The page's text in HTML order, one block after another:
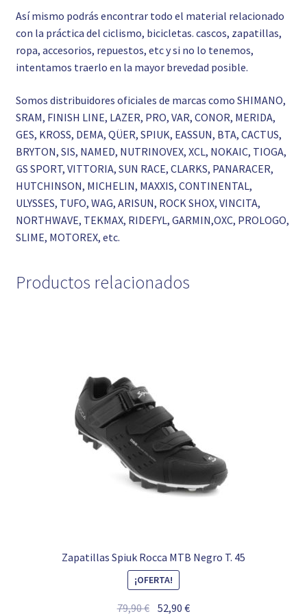
Así mismo podrás encontrar todo el material relacionado
con la práctica del ciclismo, bicicletas. cascos, zapatillas,
ropa, accesorios, repuestos, etc y si no lo tenemos,
intentamos traerlo en la mayor brevedad posible.
Somos distribuidores oficiales de marcas como SHIMANO,
SRAM, FINISH LINE, LAZER, PRO, VAR, CONOR, MERIDA,
GES, KROSS, DEMA, QÜER, SPIUK, EASSUN, BTA, CACTUS,
BRYTON, SIS, NAMED, NUTRINOVEX, XCL, NOKAIC, TIOGA,
GS SPORT, VITTORIA, SUN RACE, CLARKS, PANARACER,
HUTCHINSON, MICHELIN, MAXXIS, CONTINENTAL,
ULYSSES, TUFO, WAG, ARISUN, ROCK SHOX, VINCITA,
NORTHWAVE, TEKMAX, RIDEFYL, GARMIN,OXC, PROLOGO,
SLIME, MOTOREX, etc.
Productos relacionados
Zapatillas Spiuk Rocca MTB Negro T. 45
¡OFERTA!
79,90€ El52,90€El